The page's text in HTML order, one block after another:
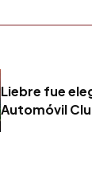
Liebre fue
Automóvil